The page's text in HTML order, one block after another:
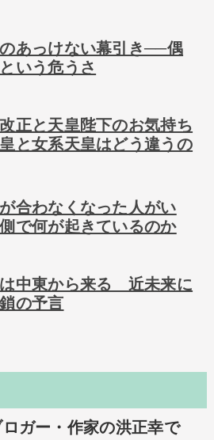
あっけない幕引き──偶
いう危うさ
正と天皇陛下のお気持ち
皇と女系天皇はどう違うの
合わなくなった人がい
で何が起きているのか
中東から来る 近未来に
の予言
ガー・作家の洪正幸で